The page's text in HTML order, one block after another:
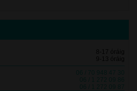
8-17 óráig
9-13 óráig
06 / 70 948 47 30
06 / 1 272 09 86
06 / 1 272 09 87